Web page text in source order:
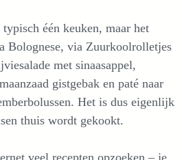
één keuken, maar het
Bolognese, via Zuurkoolrolletjes
met sinaasappel,
gistgebak en paté naar
Het is dus eigenlijk
thuis wordt gekookt.